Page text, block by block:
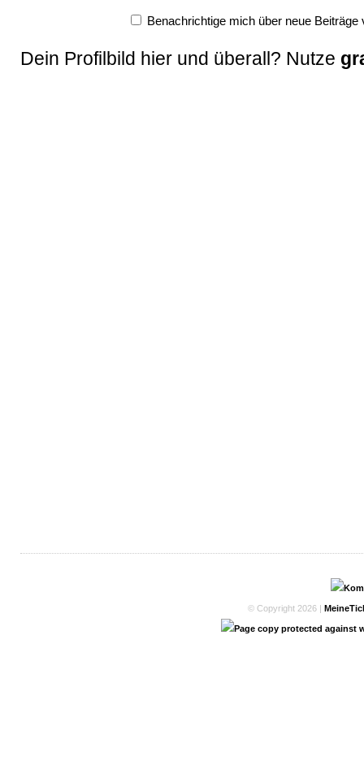
Benachrichtige mich über neue Beiträge
Dein Profilbild hier und überall? Nutze
© Copyright 2026 |